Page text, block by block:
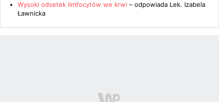
Wysoki odsetek limfocytów we krwi – odpowiada Lek. Izabela
Ławnicka